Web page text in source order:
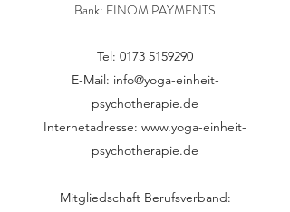
Bank: FINOM PAYMENTS
Tel: 0173 5159290
E-Mail: info@yoga-einheit-
psychotherapie.de
Internetadresse: www.yoga-einheit-
psychotherapie.de
Mitgliedschaft Berufsverband: